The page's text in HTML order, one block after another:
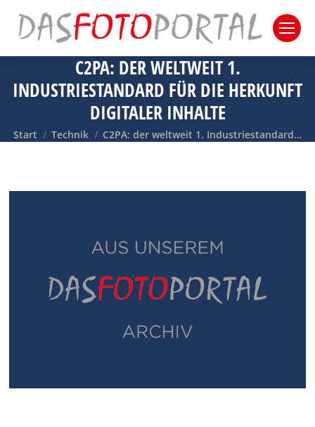
C2PA: DER WELTWEIT 1.
INDUSTRIESTANDARD FÜR DIE HERKUNFT
DIGITALER INHALTE
Sie befinden sich hier:
Start Technik C2PA: der weltweit 1. Industriestandard…